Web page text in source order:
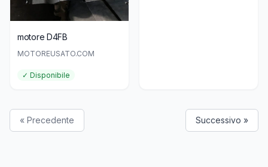
motore D4FB
MOTOREUSATO.COM
✓ Disponibile
« Precedente Successivo »